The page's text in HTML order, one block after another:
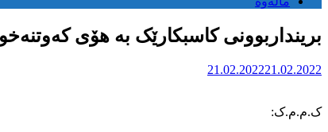
برینداربوونی کاسبکارێک بە هۆی
21.02.202221.02.2022
ک.م.م.ک: